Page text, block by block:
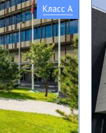
Класс A